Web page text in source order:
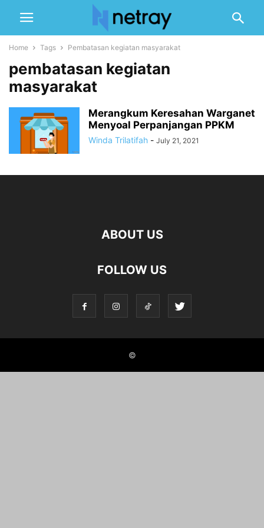
Home Tags Pembatasan kegiatan masyarakat
pembatasan kegiatan
masyarakat
Merangkum Keresahan Warganet
Menyoal Perpanjangan PPKM
Winda Trilatifah - July 21, 2021
ABOUT US
FOLLOW US
©